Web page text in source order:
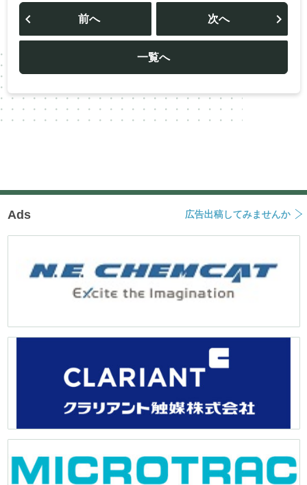
投
ビ
ー
シ
ョ
前へ
一覧へ
次へ
Ads 広告出稿してみませんか